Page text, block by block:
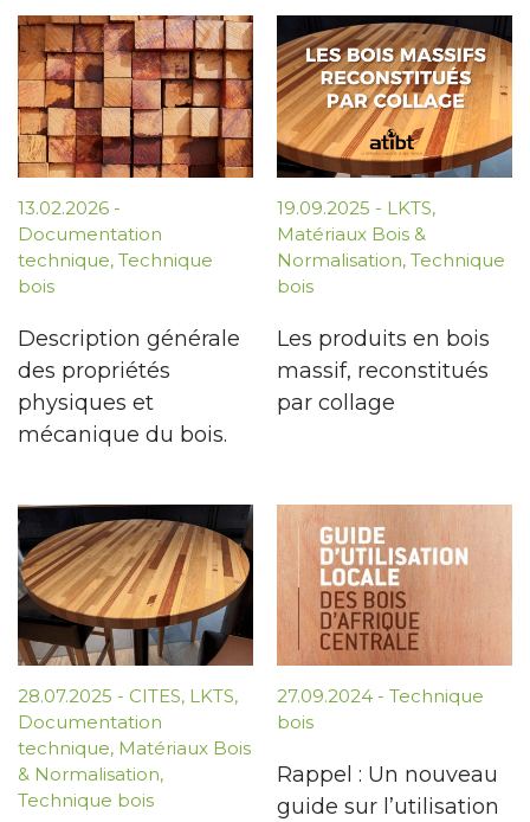
13.02.2026 -
Documentation
technique, Technique
bois
Description générale
des propriétés
physiques et
mécanique du bois.
19.09.2025 - LKTS,
Matériaux Bois &
Normalisation, Technique
bois
Les produits en bois
massif, reconstitués
par collage
28.07.2025 - CITES, LKTS,
Documentation
technique, Matériaux Bois
& Normalisation,
Technique bois
27.09.2024 - Technique
bois
Rappel : Un nouveau
guide sur l’utilisation